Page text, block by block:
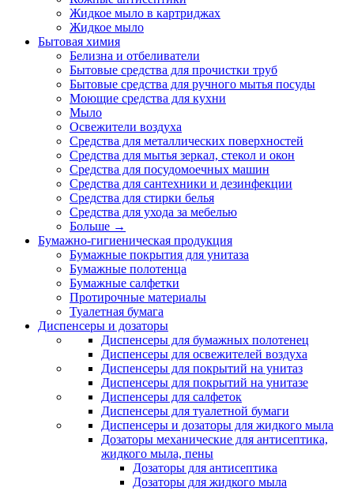
Жидкое мыло в картриджах
Жидкое мыло
Бытовая химия
Белизна и отбеливатели
Бытовые средства для прочистки труб
Бытовые средства для ручного мытья посуды
Моющие средства для кухни
Мыло
Освежители воздуха
Средства для металлических поверхностей
Средства для мытья зеркал, стекол и окон
Средства для посудомоечных машин
Средства для сантехники и дезинфекции
Средства для стирки белья
Средства для ухода за мебелью
Больше →
Бумажно-гигиеническая продукция
Бумажные покрытия для унитаза
Бумажные полотенца
Бумажные салфетки
Протирочные материалы
Туалетная бумага
Диспенсеры и дозаторы
Диспенсеры для бумажных полотенец
Диспенсеры для освежителей воздуха
Диспенсеры для покрытий на унитаз
Диспенсеры для покрытий на унитазе
Диспенсеры для салфеток
Диспенсеры для туалетной бумаги
Диспенсеры и дозаторы для жидкого мыла
Дозаторы механические для антисептика,
жидкого мыла, пены
Дозаторы для антисептика
Дозаторы для жидкого мыла